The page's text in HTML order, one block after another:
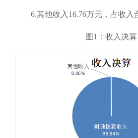
6.其他收入16.76万元，占收入合
图1：收入决算